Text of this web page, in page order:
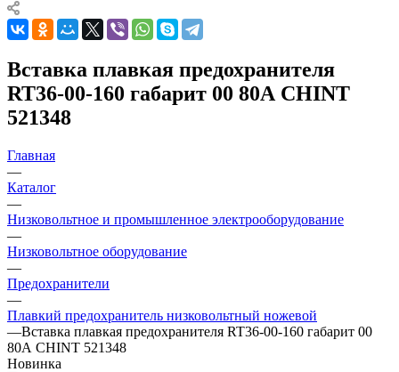
Вставка плавкая предохранителя
RT36-00-160 габарит 00 80А CHINT
521348
Главная
—
Каталог
—
Низковольтное и промышленное электрооборудование
—
Низковольтное оборудование
—
Предохранители
—
Плавкий предохранитель низковольтный ножевой
—Вставка плавкая предохранителя RT36-00-160 габарит 00
80А CHINT 521348
Новинка